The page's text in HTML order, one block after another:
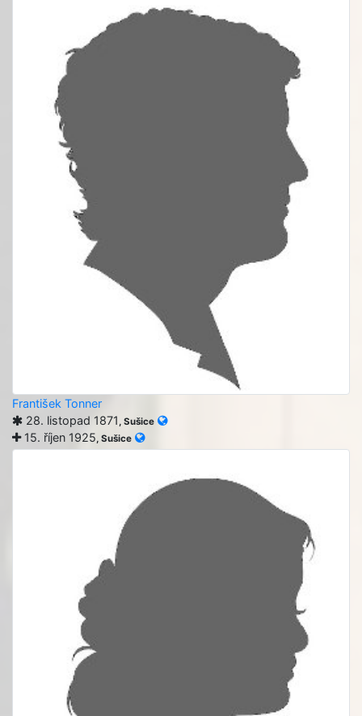
František Tonner
28. listopad 1871 , Sušice
15. říjen 1925, Sušice